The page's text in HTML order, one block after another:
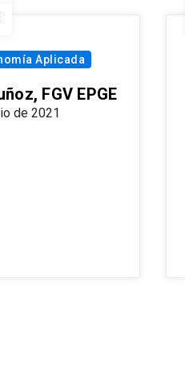
Aplicada
FGV EPGE
de 2021